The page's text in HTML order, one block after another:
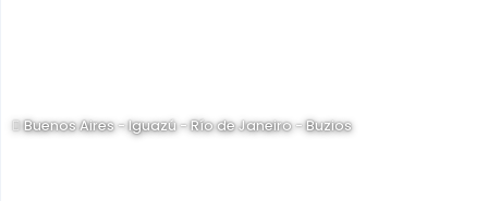
Buenos Aires - Iguazú - Río de Janeiro - Buzios